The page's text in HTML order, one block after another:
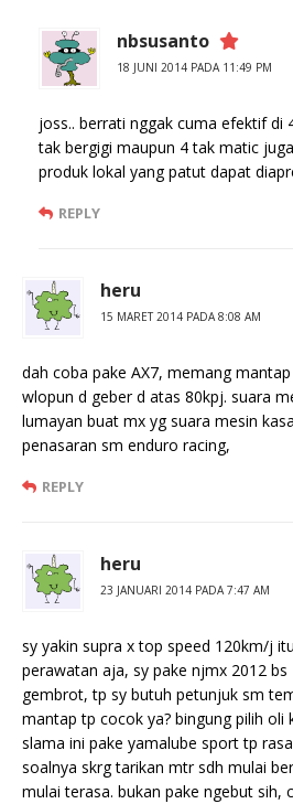
nbsusanto
18 JUNI 2014 PADA 11:49 PM
joss.. berrati nggak cuma efektif di
tak bergigi maupun 4 tak matic
produk lokal yang patut dapat
REPLY
heru
15 MARET 2014 PADA 8:08 AM
dah coba pake AX7, memang
wlopun d geber d atas 80kpj. suara
lumayan buat mx yg suara mesin
penasaran sm enduro racing,
REPLY
heru
23 JANUARI 2014 PADA 7:47 AM
sy yakin supra x top speed 120km/j
perawatan aja, sy pake njmx 2012
gembrot, tp sy butuh petunjuk sm
mantap tp cocok ya? bingung pilih oli
slama ini pake yamalube sport tp
soalnya skrg tarikan mtr sdh mulai
mulai terasa. bukan pake ngebut sih,